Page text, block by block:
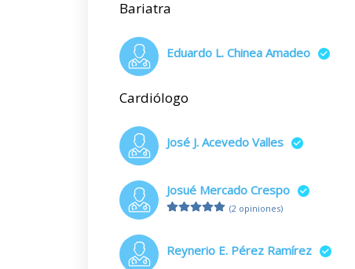
Bariatra
Eduardo L. Chinea Amadeo
Cardiólogo
José J. Acevedo Valles
Josué Mercado Crespo
(2 opiniones)
Reynerio E. Pérez Ramírez